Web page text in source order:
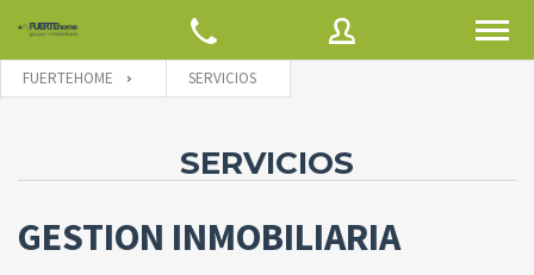
Contraseña
FUERTEHOME SERVICIOS
SERVICIOS
GESTION INMOBILIARIA